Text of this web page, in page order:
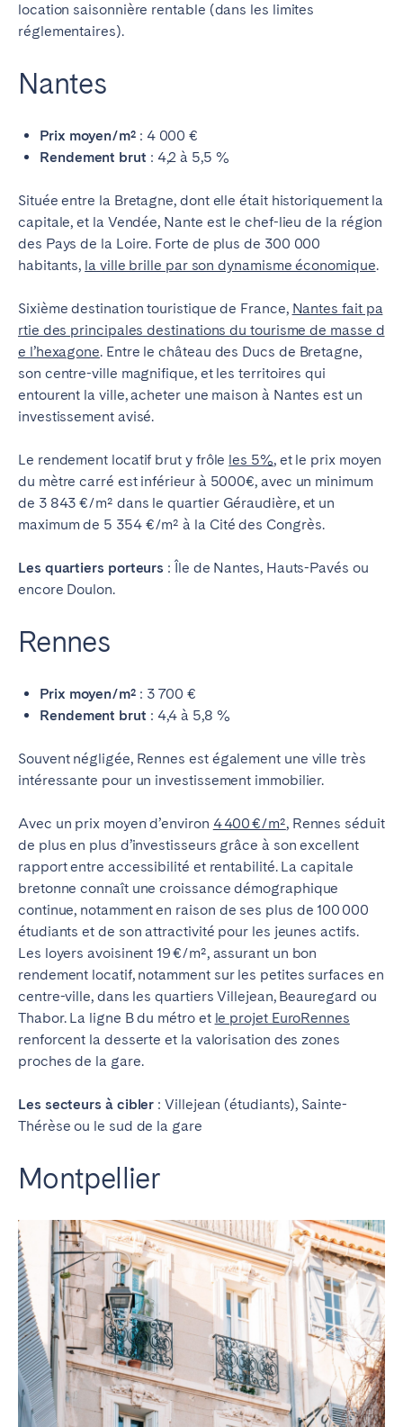
location saisonnière rentable (dans les limites
réglementaires).
Nantes
Prix moyen/m²: 4 000 €
Rendement brut : 4,2 à 5,5 %
Située entre la Bretagne, dont elle était historiquement la
capitale, et la Vendée, Nante est le chef-lieu de la région
des Pays de la Loire. Forte de plus de 300 000
habitants, la ville brille par son dynamisme économique.
Sixième destination touristique de France, Nantes fait pa
rtie des principales destinations du tourisme de masse d
e l’hexagone. Entre le château des Ducs de Bretagne,
son centre-ville magnifique, et les territoires qui
entourent la ville, acheter une maison à Nantes est un
investissement avisé.
Le rendement locatif brut y frôle les 5%, et le prix moyen
du mètre carré est inférieur à 5000€, avec un minimum
de 3 843 €/m² dans le quartier Géraudière, et un
maximum de 5 354 €/m² à la Cité des Congrès.
Les quartiers porteurs : Île de Nantes, Hauts-Pavés ou
encore Doulon.
Rennes
Prix moyen/m²: 3 700 €
Rendement brut : 4,4 à 5,8 %
Souvent négligée, Rennes est également une ville très
intéressante pour un investissement immobilier.
Avec un prix moyen d’environ 4 400 €/m², Rennes séduit
de plus en plus d’investisseurs grâce à son excellent
rapport entre accessibilité et rentabilité. La capitale
bretonne connaît une croissance démographique
continue, notamment en raison de ses plus de 100 000
étudiants et de son attractivité pour les jeunes actifs.
Les loyers avoisinent 19 €/m², assurant un bon
rendement locatif, notamment sur les petites surfaces en
centre-ville, dans les quartiers Villejean, Beauregard ou
Thabor. La ligne B du métro et le projet EuroRennes
renforcent la desserte et la valorisation des zones
proches de la gare.
Les secteurs à cibler : Villejean (étudiants), Sainte-
Thérèse ou le sud de la gare
Montpellier